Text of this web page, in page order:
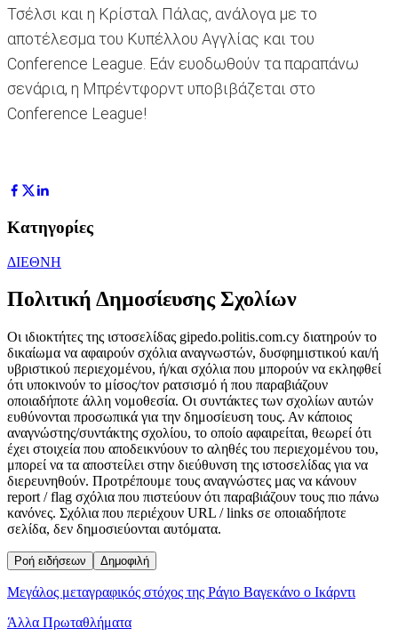
Τσέλσι και η Κρίσταλ Πάλας, ανάλογα με το
αποτέλεσμα του Κυπέλλου Αγγλίας και του
Conference League. Εάν ευοδωθούν τα παραπάνω
σενάρια, η Μπρέντφορντ υποβιβάζεται στο
Conference League!
Κατηγορίες
ΔΙΕΘΝΗ
Πολιτική Δημοσίευσης Σχολίων
Οι ιδιοκτήτες της ιστοσελίδας gipedo.politis.com.cy διατηρούν το
δικαίωμα να αφαιρούν σχόλια αναγνωστών, δυσφημιστικού και/ή
υβριστικού περιεχομένου, ή/και σχόλια που μπορούν να εκληφθεί
ότι υποκινούν το μίσος/τον ρατσισμό ή που παραβιάζουν
οποιαδήποτε άλλη νομοθεσία. Οι συντάκτες των σχολίων αυτών
ευθύνονται προσωπικά για την δημοσίευση τους. Αν κάποιος
αναγνώστης/συντάκτης σχολίου, το οποίο αφαιρείται, θεωρεί ότι
έχει στοιχεία που αποδεικνύουν το αληθές του περιεχομένου του,
μπορεί να τα αποστείλει στην διεύθυνση της ιστοσελίδας για να
διερευνηθούν. Προτρέπουμε τους αναγνώστες μας να κάνουν
report / flag σχόλια που πιστεύουν ότι παραβιάζουν τους πιο πάνω
κανόνες. Σχόλια που περιέχουν URL / links σε οποιαδήποτε
σελίδα, δεν δημοσιεύονται αυτόματα.
Ροή ειδήσεων Δημοφιλή
Μεγάλος μεταγραφικός στόχος της Ράγιο Βαγεκάνο ο Ικάρντι
Άλλα Πρωταθλήματα